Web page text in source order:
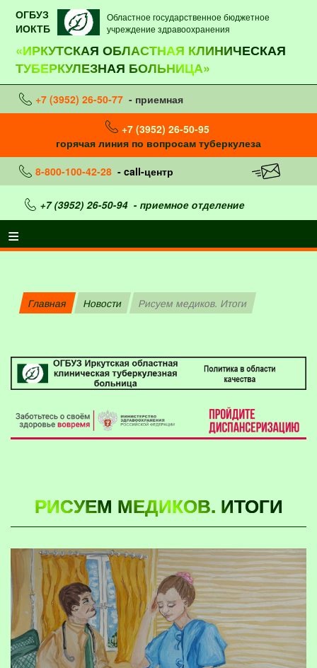
ОГБУЗ
ИОКТБ
Областное государственное бюджетное
учреждение здравоохранения
«ИРКУТСКАЯ ОБЛАСТНАЯ КЛИНИЧЕСКАЯ
ТУБЕРКУЛЕЗНАЯ БОЛЬНИЦА»
+7 (3952) 26-50-77 - приемная
+7 (3952) 26-50-95
горячая линия по вопросам туберкулеза
8-800-100-42-28 - call-центр
+7 (3952) 26-50-94- приемное отделение
Главная Новости Рисуем медиков. Итоги
РИСУЕМ МЕДИКОВ. ИТОГИ